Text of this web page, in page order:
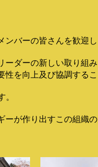
バーの皆さんを歓迎し
ダーの新しい取り組
を向上及び協調するこ
が作り出すこの組織